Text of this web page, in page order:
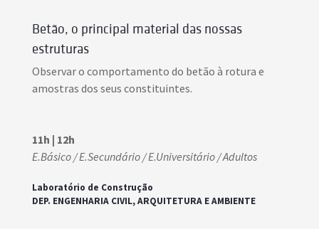
Betão, o principal material das nossas
estruturas
Observar o comportamento do betão à rotura e
amostras dos seus constituintes.
11h | 12h
E.Básico / E.Secundário / E.Universitário / Adultos
Laboratório de Construção
DEP. ENGENHARIA CIVIL, ARQUITETURA E AMBIENTE